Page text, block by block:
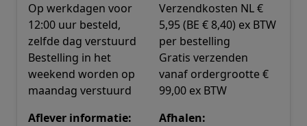
Op werkdagen voor
12:00 uur besteld,
zelfde dag verstuurd
Bestelling in het
weekend worden op
maandag verstuurd
Verzendkosten NL €
5,95 (BE € 8,40) ex BTW
per bestelling
Gratis verzenden
vanaf ordergrootte €
99,00 ex BTW
Aflever informatie:
Afhalen: